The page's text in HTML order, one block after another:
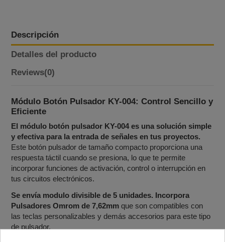
Descripción
Detalles del producto
Reviews(0)
Módulo Botón Pulsador KY-004: Control Sencillo y
Eficiente
El módulo botón pulsador KY-004 es una solución simple
y efectiva para la entrada de señales en tus proyectos.
Este botón pulsador de tamaño compacto proporciona una
respuesta táctil cuando se presiona, lo que te permite
incorporar funciones de activación, control o interrupción en
tus circuitos electrónicos.
Se envía modulo divisible de 5 unidades. Incorpora
Pulsadores Omrom de 7,62mm que son compatibles con
las teclas personalizables y demás accesorios para este tipo
de pulsador.